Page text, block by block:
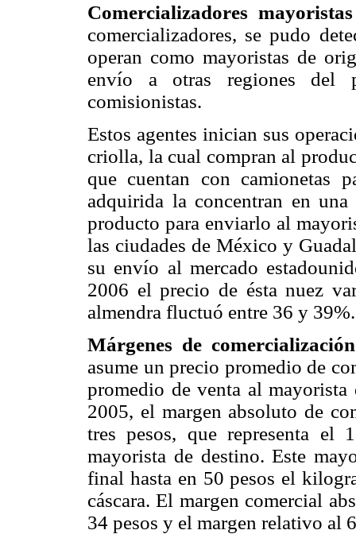
Comercializadores
comercializadores, se pudo
operan como mayoristas de
envío a otras regiones del
comisionistas.
Estos agentes inician sus
criolla, la cual compran al
que cuentan con camionetas
adquirida la concentran en
producto para enviarlo al
las ciudades de México y
su envío al mercado
2006 el precio de ésta nuez
almendra fluctuó entre 36 y 39%.
Márgenes de
asume un precio promedio de
promedio de venta al
2005, el margen absoluto de
tres pesos, que representa
mayorista de destino. Este
final hasta en 50 pesos el
cáscara. El margen comercial
34 pesos y el margen relativo al